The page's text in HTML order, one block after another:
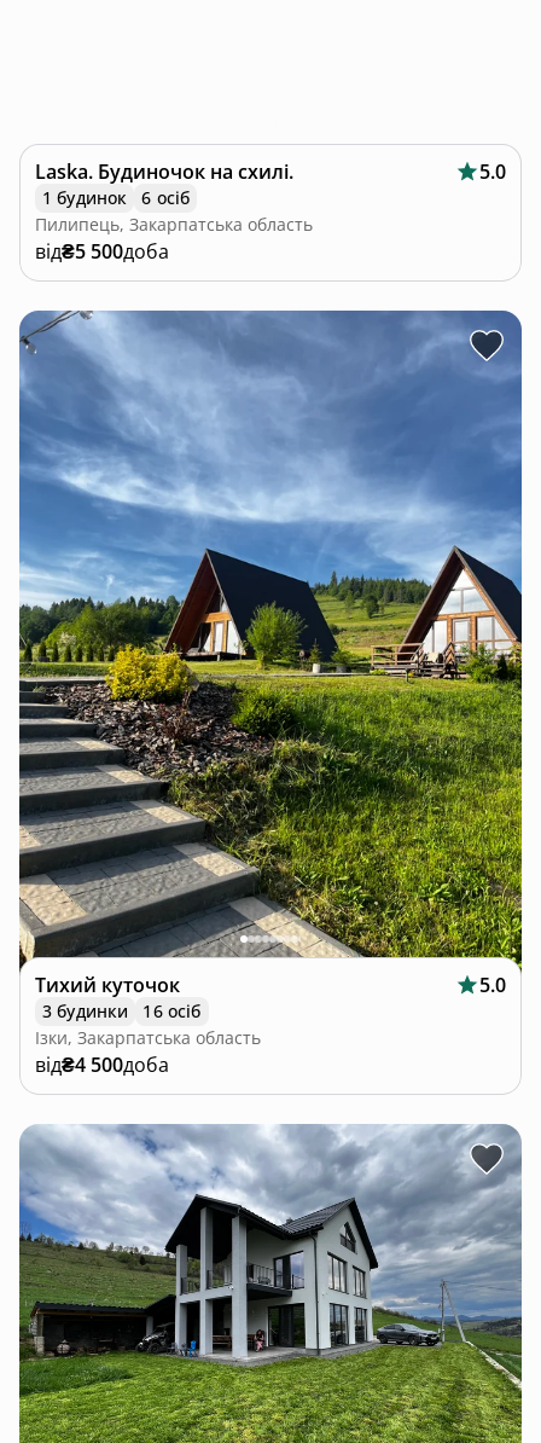
Laska. Будиночок на схилі. 5.0
1 будинок
6 осіб
Пилипець, Закарпатська область
від₴5 500доба
Тихий куточок 5.0
3 будинки
16 осіб
Ізки, Закарпатська область
від₴4 500доба